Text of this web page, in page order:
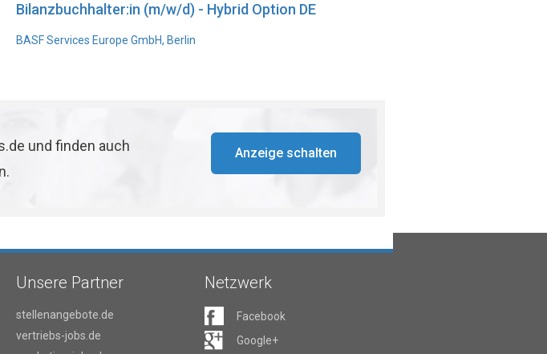
Bilanzbuchhalter:in (m/w/d) - Hybrid Option DE
BASF Services Europe GmbH, Berlin
und finden auch
Anzeige schalten
Unsere Partner
stellenangebote.de
vertriebs-jobs.de
Netzwerk
Facebook
Google+